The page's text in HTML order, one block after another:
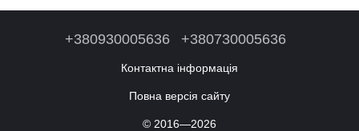
+380930005636 +380730005636
Контактна інформація
Повна версія сайту
© 2016—2026